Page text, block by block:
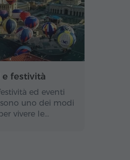
e festività
ed eventi
uno dei modi
vivere le…